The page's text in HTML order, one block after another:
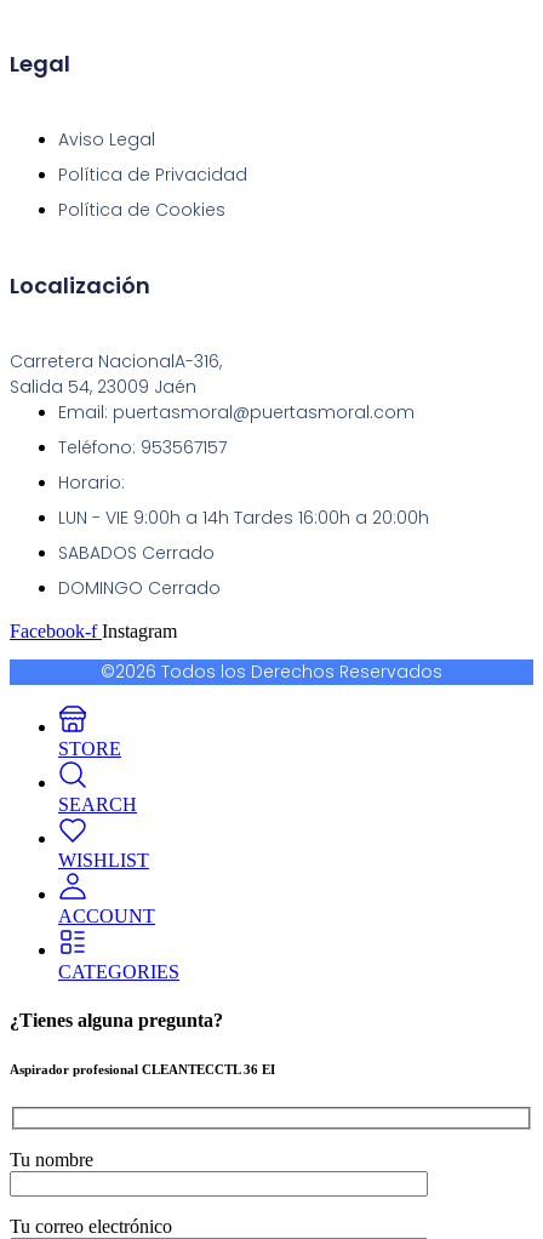
Legal
Aviso Legal
Política de Privacidad
Política de Cookies
Localización
Carretera NacionalA-316,
Salida 54, 23009 Jaén
Email: puertasmoral@puertasmoral.com
Teléfono: 953567157
Horario:
LUN - VIE 9:00h a 14h Tardes 16:00h a 20:00h
SABADOS Cerrado
DOMINGO Cerrado
Facebook-f Instagram
©2026 Todos los Derechos Reservados
STORE
SEARCH
WISHLIST
ACCOUNT
CATEGORIES
¿Tienes alguna pregunta?
Aspirador profesional CLEANTECCTL 36 EI
Tu nombre
Tu correo electrónico